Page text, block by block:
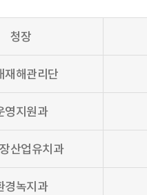
택
청장
재해관리단
영지원과
산업유치과
경녹지과